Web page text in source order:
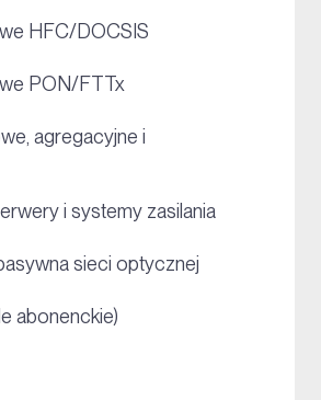
HFC/DOCSIS
PON/FTTx
agregacyjne i
i systemy zasilania
sieci optycznej
abonenckie)